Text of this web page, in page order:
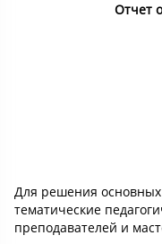
Отчет
Для решения
тематические
преподавателей и